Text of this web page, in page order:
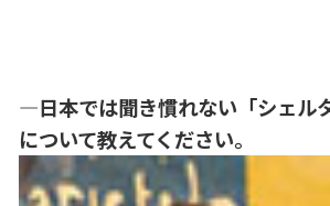
―日本では聞き慣れない「シェル
について教えてください。